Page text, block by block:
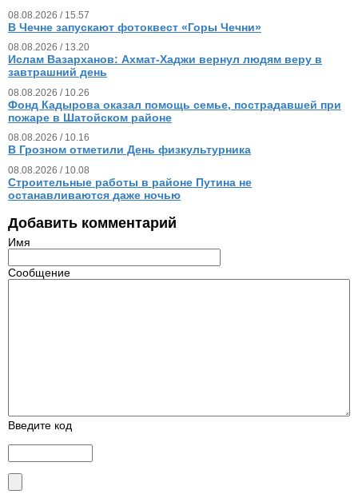
08.08.2026 / 15.57
В Чечне запускают фотоквест «Горы Чечни»
08.08.2026 / 13.20
Ислам Вазарханов: Ахмат-Хаджи вернул людям веру в
завтрашний день
08.08.2026 / 10.26
Фонд Кадырова оказал помощь семье, пострадавшей при
пожаре в Шатойском районе
08.08.2026 / 10.16
В Грозном отметили День физкультурника
08.08.2026 / 10.08
Строительные работы в районе Путина не
останавливаются даже ночью
Добавить комментарий
Имя
Сообщение
Введите код